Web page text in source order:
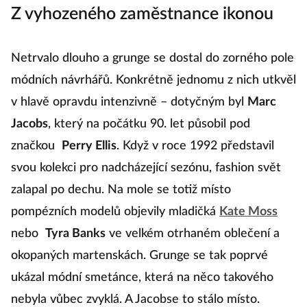
Z vyhozeného zaměstnance ikonou
Netrvalo dlouho a grunge se dostal do zorného pole
módních návrhářů. Konkrétně jednomu z nich utkvěl
v hlavě opravdu intenzivně – dotyčným byl
Marc
Jacobs, který na počátku 90. let působil pod
značkou
Perry Ellis. Když v roce 1992 představil
svou kolekci pro nadcházející sezónu, fashion svět
zalapal po dechu. Na mole se totiž místo
pompézních modelů objevily mladičká Kate Moss
nebo Tyra Banksve velkém otrhaném oblečení a
okopaných martenskách. Grunge se tak poprvé
ukázal módní smetánce, která na něco takového
nebyla vůbec zvyklá. A Jacobse to stálo místo.